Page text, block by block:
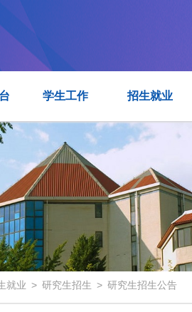
学生工作 招生就业
就业 > 研究生招生 > 研究生招生公告